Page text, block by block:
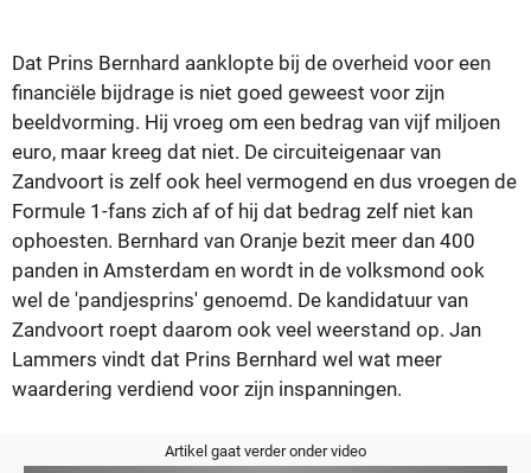
Dat Prins Bernhard aanklopte bij de overheid voor een
financiële bijdrage is niet goed geweest voor zijn
beeldvorming. Hij vroeg om een bedrag van vijf miljoen
euro, maar kreeg dat niet. De circuiteigenaar van
Zandvoort is zelf ook heel vermogend en dus vroegen de
Formule 1-fans zich af of hij dat bedrag zelf niet kan
ophoesten. Bernhard van Oranje bezit meer dan 400
panden in Amsterdam en wordt in de volksmond ook
wel de 'pandjesprins' genoemd. De kandidatuur van
Zandvoort roept daarom ook veel weerstand op. Jan
Lammers vindt dat Prins Bernhard wel wat meer
waardering verdiend voor zijn inspanningen.
Artikel gaat verder onder video